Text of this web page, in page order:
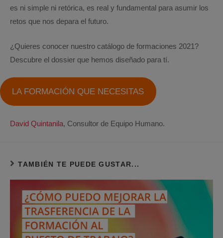
es ni simple ni retórica, es real y fundamental para asumir los
retos que nos depara el futuro.
¿Quieres conocer nuestro catálogo de formaciones 2021?
Descubre el dossier que hemos diseñado para tí.
LA FORMACIÓN QUE NECESITAS
David Quintanila, Consultor de Equipo Humano.
TAMBIÉN TE PUEDE GUSTAR...